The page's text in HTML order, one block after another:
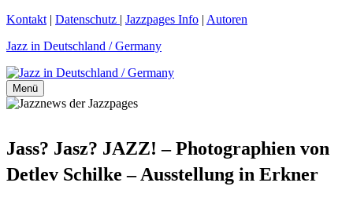
Zum
springen
Kontakt | Datenschutz | Jazzpages Info | Autoren
Jazz in Deutschland / Germany
Menü
Jass? Jasz? JAZZ! – Photographien von
Detlev Schilke – Ausstellung in Erkner